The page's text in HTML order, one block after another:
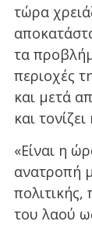
τώρα
τα
περιοχές
και μετά
και
«Είναι η
ανατροπή
πολιτικής,
του λαού